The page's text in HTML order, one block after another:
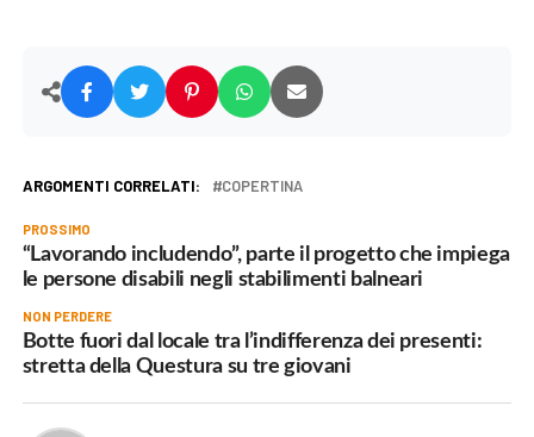
ARGOMENTI CORRELATI: COPERTINA
PROSSIMO
“Lavorando includendo”, parte il progetto che impiega
le persone disabili negli stabilimenti balneari
NON PERDERE
Botte fuori dal locale tra l’indifferenza dei presenti:
stretta della Questura su tre giovani